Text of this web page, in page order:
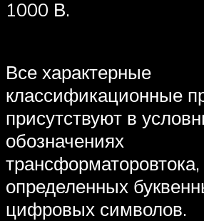
1000 В.
Все характерные
классификационные
присутствуют в
обозначениях
трансформаторовтока,
определенных
цифровых символов.